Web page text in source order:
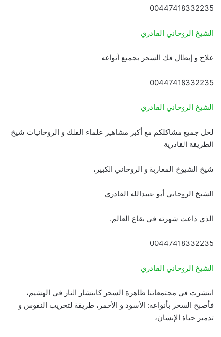
00447418332235
الشيخ الروحاني القادري
علاج و إبطال فك السحر بجميع أنواعه
00447418332235
الشيخ الروحاني القادري
لحل جميع مشاكلكم مع أكبر مشاهير علماء الفلك و الروحانيات شيخ
الطريقة القادرية
شيخ الشيوخ المغاربة و الروحاني الكبير،
الشيخ الروحاني أبو عبيدالله القادري
الذي ذاعت شهرته في بقاع العالم.
00447418332235
الشيخ الروحاني القادري
انتشرت في مجتمعاتنا ظاهرة السحر كانتشار النار في الهشيم،
فأصبح السحر بأنواعه: الأسود و الأحمر، طريقة لتخريب النفوس و
تدمير حياة الإنسان،